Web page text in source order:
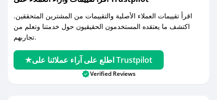
اقرأ تقييمات العملاء الأصلية والتقييمات من المشترين المتحققين.
اكتشف ما يعتقده المستخدمون الحقيقيون حول خدمتنا وتعلم من
تجاربهم.
اطلع على آراء عملائنا على Trustpilot
Verified Reviews